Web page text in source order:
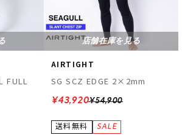
FULL
店舗在庫を見る
AIRTIGHT
SG SCZ EDGE 2×2mm
¥54,900
¥43,920